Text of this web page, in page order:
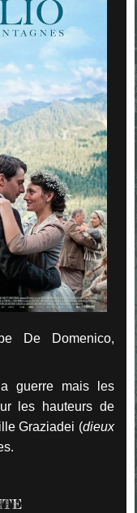
De Domenico,
guerre mais les
les hauteurs de
Graziadei (dieux